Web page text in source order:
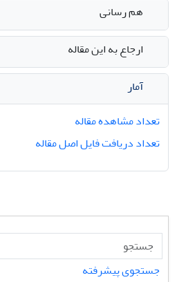
هم رسانی
ارجاع به این مقاله
آمار
تعداد مشاهده مقاله
تعداد دریافت فایل اصل مقاله
جستجوی پیشرفته